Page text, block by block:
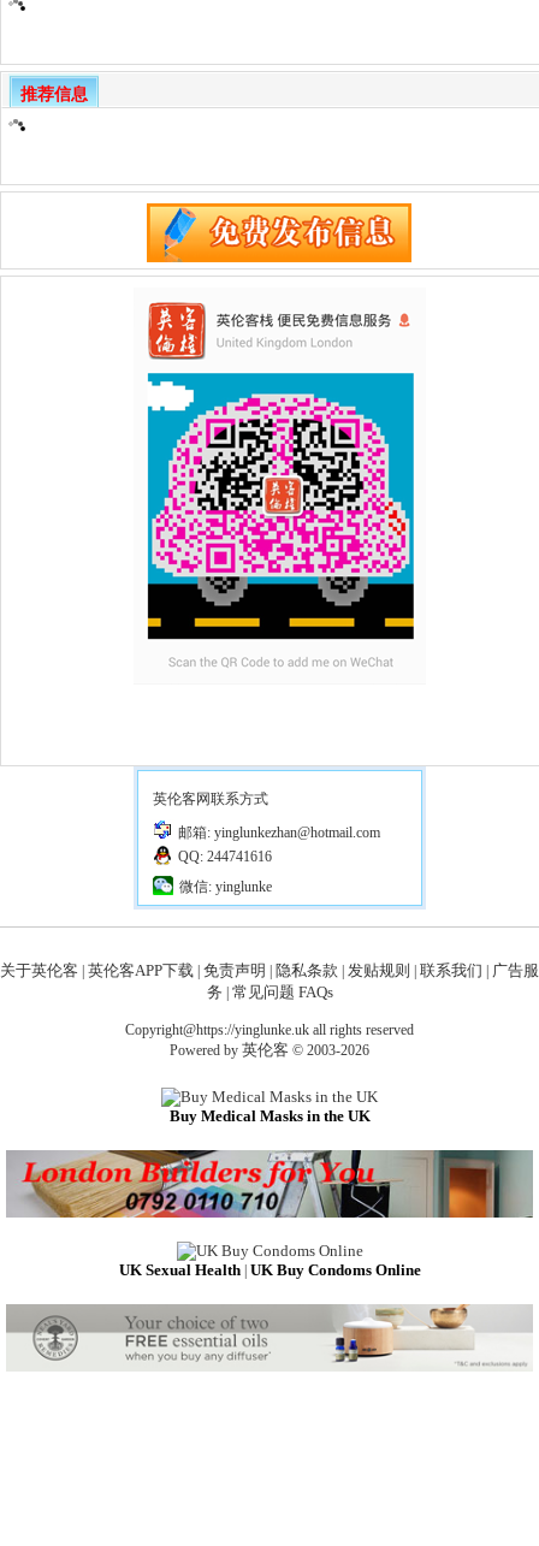
推荐信息
英伦客网联系方式
邮箱: yinglunkezhan@hotmail.com
QQ: 244741616
微信: yinglunke
关于英伦客 英伦客APP下载 免责声明 隐私条款 发贴规则 联系我们
广告服
务 常见问题 FAQs
Copyright@https://yinglunke.uk all rights reserved
Powered by 英伦客 © 2003-2026
Buy Medical Masks in the UK
UK Sexual Health| UK Buy Condoms Online